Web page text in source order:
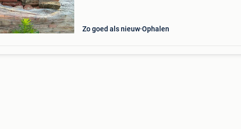
Zo goed als nieuw Ophalen